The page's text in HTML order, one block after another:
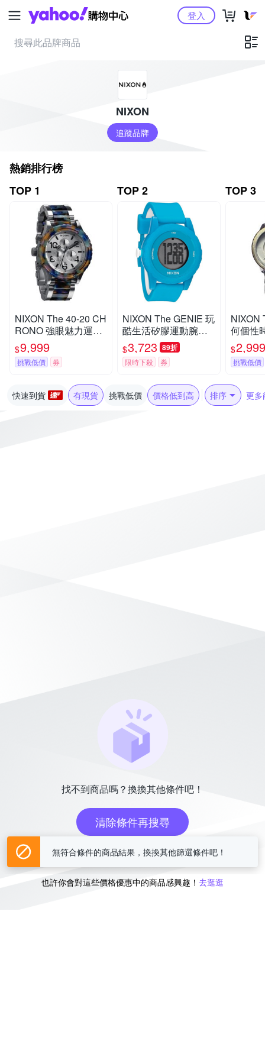
Yahoo購物中心登入
NIXON
追蹤品牌
熱銷排行榜
TOP 1
NIXON The 40-20 CH
RONO 強眼魅力運動
腕錶-鋼帶-藍彩玳瑁-N
XA0371116
$9,999
挑戰低價 券
TOP 2
NIXON The GENIE 玩
酷生活矽膠運動腕錶-
藍-44mm
$3,723 89折
限時下殺 券
TOP 3
NIXON
何個性
銀-
m
$2,999
挑戰低價
快速到貨 有現貨 挑戰低價 價格低到高 排序 更多
找不到商品嗎？換換其他條件吧！
清除條件再搜尋
或
也許你會對這些價格優惠中的商品感興趣！ 去逛逛
無符合條件的商品結果，換換其他篩選條件吧！